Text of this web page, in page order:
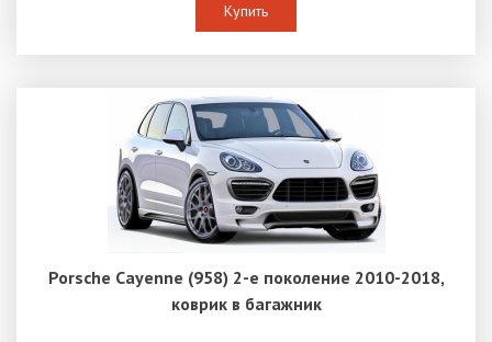
Купить
Porsche Cayenne (958) 2-е поколение 2010-2018,
коврик в багажник